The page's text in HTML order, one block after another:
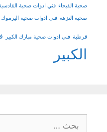
صحية الفيحاء فني ادوات صحية
صحية النزهة فني ادوات صحية اليرموك
قرطبة فني ادوات صحية مبارك الكبير
الكبير